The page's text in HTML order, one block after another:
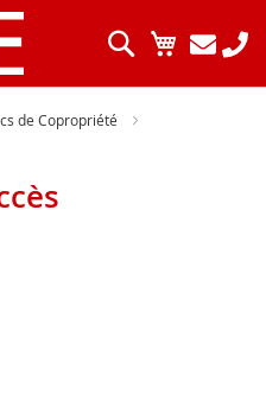
Mon
Chercher
de Copropriété